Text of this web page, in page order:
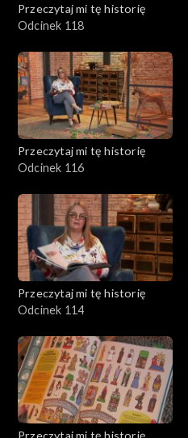
Przeczytaj mi tę historię
Odcinek 118
Przeczytaj mi tę historię
Odcinek 116
Przeczytaj mi tę historię
Odcinek 114
Przeczytaj mi tę historię